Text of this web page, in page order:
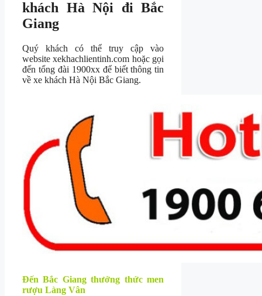
khách Hà Nội đi Bắc
Giang
Quý khách có thể truy cập vào
website xekhachlientinh.com hoặc gọi
đến tổng đài 1900xx để biết thông tin
về xe khách Hà Nội Bắc Giang.
Đến Bắc Giang thưởng thức men
rượu Làng Vân